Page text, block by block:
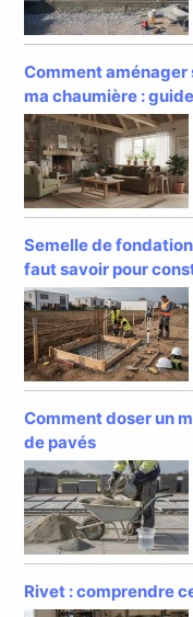
Comment
ma chaumière :
Semelle de
faut savoir pour
Comment doser un
de pavés
Rivet : comprendre